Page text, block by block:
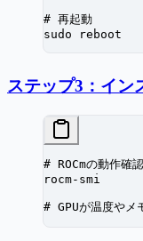
# 再起動
sudo reboot
ステップ3：イン
# ROCmの動作確認
rocm-smi
# GPUが温度やメ